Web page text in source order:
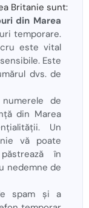
Britanie sunt:
din Marea
temporare.
este vital
Este
dvs. de
de
din Marea
Un
vă poate
în
nedemne de
spam și a